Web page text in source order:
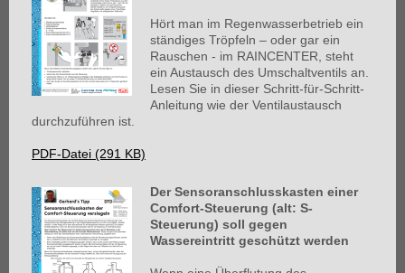
Hört man im Regenwasserbetrieb ein
ständiges Tröpfeln – oder gar ein
Rauschen - im RAINCENTER, steht
ein Austausch des Umschaltventils an.
Lesen Sie in dieser Schritt-für-Schritt-
Anleitung wie der Ventilaustausch
durchzuführen ist.
PDF-Datei (291 KB)
Der Sensoranschlusskasten einer
Comfort-Steuerung (alt: S-
Steuerung) soll gegen
Wassereintritt geschützt werden